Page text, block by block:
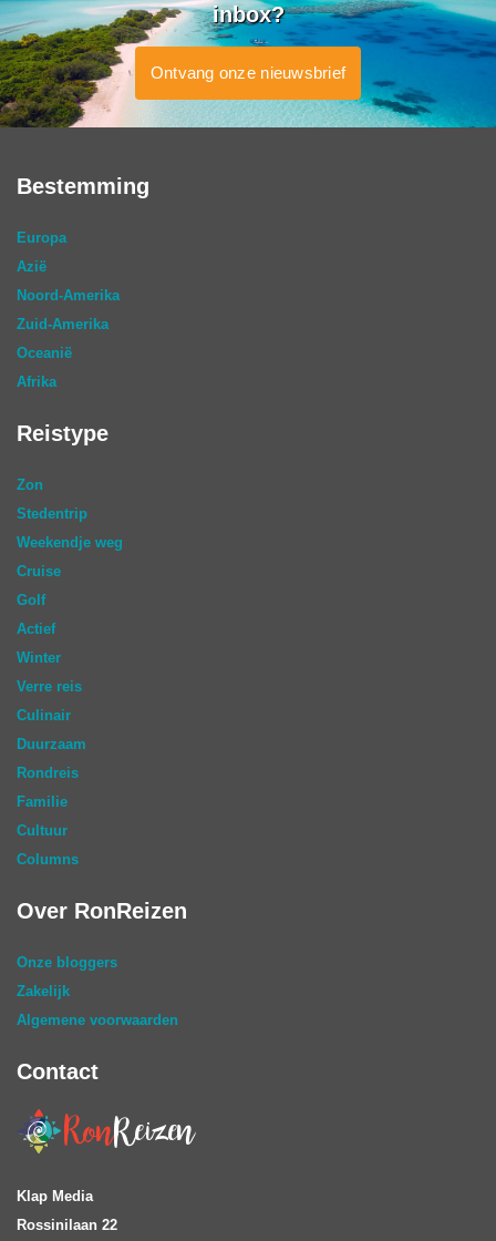
inbox?
Ontvang onze nieuwsbrief
Bestemming
Europa
Azië
Noord-Amerika
Zuid-Amerika
Oceanië
Afrika
Reistype
Zon
Stedentrip
Weekendje weg
Cruise
Golf
Actief
Winter
Verre reis
Culinair
Duurzaam
Rondreis
Familie
Cultuur
Columns
Over RonReizen
Onze bloggers
Zakelijk
Algemene voorwaarden
Contact
Klap Media
Rossinilaan 22